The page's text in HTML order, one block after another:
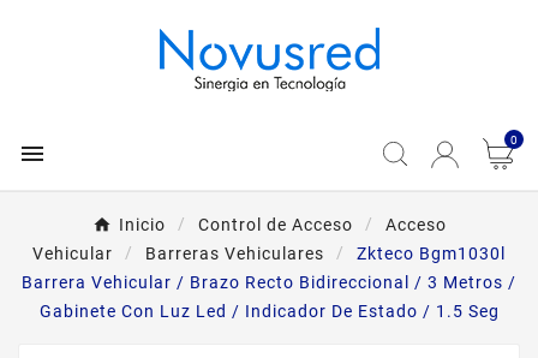
 0
Inicio Control de Acceso
Acceso
Vehicular
Barreras Vehiculares
Zkteco Bgm1030l
Barrera Vehicular / Brazo Recto Bidireccional / 3 Metros /
Gabinete Con Luz Led / Indicador De Estado / 1.5 Seg